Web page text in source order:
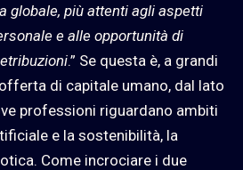
globale, più attenti agli aspetti
e alle opportunità di
.” Se questa è, a grandi
di capitale umano, dal lato
professioni riguardano ambiti
e la sostenibilità, la
Come incrociare i due